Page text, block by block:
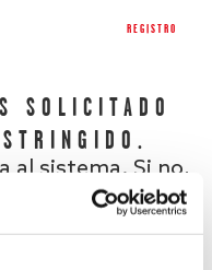
REGISTRO
SOLICITADO
al sistema. Si no,